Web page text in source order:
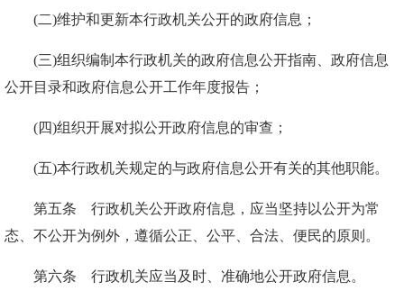
(二)维护和更新本行政机关公开的政府信息；
(三)组织编制本行政机关的政府信息公开指南、政府信息
公开目录和政府信息公开工作年度报告；
(四)组织开展对拟公开政府信息的审查；
(五)本行政机关规定的与政府信息公开有关的其他职能。
第五条 行政机关公开政府信息，应当坚持以公开为常
态、不公开为例外，遵循公正、公平、合法、便民的原则。
第六条 行政机关应当及时、准确地公开政府信息。